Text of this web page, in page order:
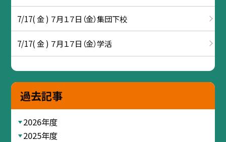
7/17( 金 ) ７月１７日（金）集団下校
7/17( 金 ) ７月１７日（金）学活
過去記事
2026年度
2025年度